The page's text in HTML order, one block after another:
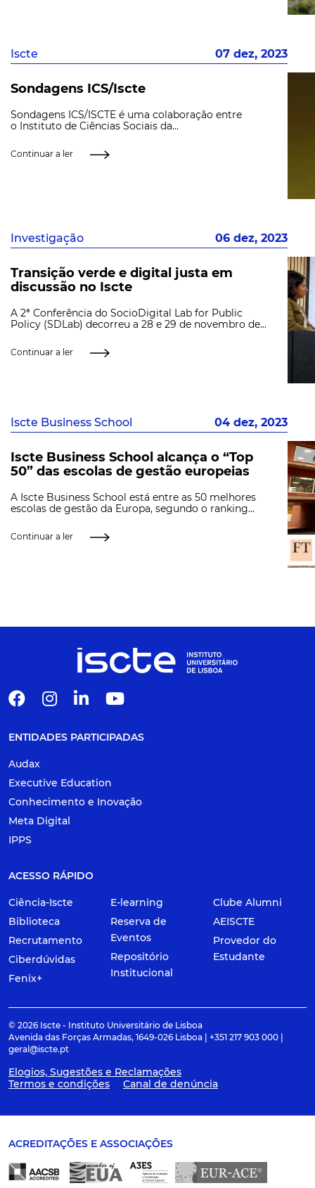
Iscte 07 dez, 2023
Sondagens ICS/Iscte
Sondagens ICS/ISCTE é uma colaboração entre
o Instituto de Ciências Sociais da...
Continuar a ler
Investigação 06 dez, 2023
Transição verde e digital justa em
discussão no Iscte
A 2ª Conferência do SocioDigital Lab for Public
Policy (SDLab) decorreu a 28 e 29 de novembro de...
Continuar a ler
Iscte Business School 04 dez, 2023
Iscte Business School alcança o “Top
50” das escolas de gestão europeias
A Iscte Business School está entre as 50 melhores
escolas de gestão da Europa, segundo o ranking...
Continuar a ler
ENTIDADES PARTICIPADAS
Audax
Executive Education
Conhecimento e Inovação
Meta Digital
IPPS
ACESSO RÁPIDO
Ciência-Iscte
Biblioteca
Recrutamento
Ciberdúvidas
Fenix+
E-learning
Reserva de
Eventos
Repositório
Institucional
Clube Alumni
AEISCTE
Provedor do
Estudante
© 2026 Iscte - Instituto Universitário de Lisboa
Avenida das Forças Armadas, 1649-026 Lisboa | +351 217 903 000 |
geral@iscte.pt
Elogios, Sugestões e Reclamações
Termos e condições
Canal de denúncia
ACREDITAÇÕES E ASSOCIAÇÕES